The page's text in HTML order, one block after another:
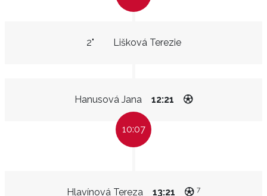
Lišková Terezie
2"
Hanusová Jana 12:21
10:07
Hlavínová Tereza 13:21 7